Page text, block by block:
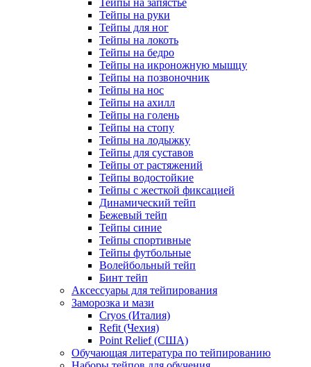
Тейпы на запястье
Тейпы на руки
Тейпы для ног
Тейпы на локоть
Тейпы на бедро
Тейпы на икроножную мышцу
Тейпы на позвоночник
Тейпы на нос
Тейпы на ахилл
Тейпы на голень
Тейпы на стопу
Тейпы на лодыжку
Тейпы для суставов
Тейпы от растяжений
Тейпы водостойкие
Тейпы с жесткой фиксацией
Динамический тейп
Бежевый тейп
Тейпы синие
Тейпы спортивные
Тейпы футбольные
Волейбольный тейп
Бинт тейп
Аксессуары для тейпирования
Заморозка и мази
Cryos (Италия)
Refit (Чехия)
Point Relief (США)
Обучающая литература по тейпированию